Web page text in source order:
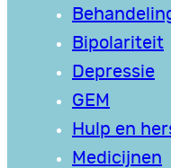
Bipolariteit
Depressie
GEM
Hulp en
Medicijnen